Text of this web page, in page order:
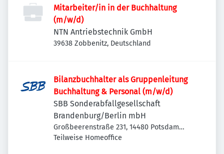
Mitarbeiter/in in der Buchhaltung
(m/w/d)
NTN Antriebstechnik GmbH
39638 Zobbenitz, Deutschland
Bilanzbuchhalter als Gruppenleitung
Buchhaltung & Personal (m/w/d)
SBB Sonderabfallgesellschaft
Brandenburg/Berlin mbH
Großbeerenstraße 231, 14480 Potsdam
Südost, Deutschland
Teilweise Homeoffice